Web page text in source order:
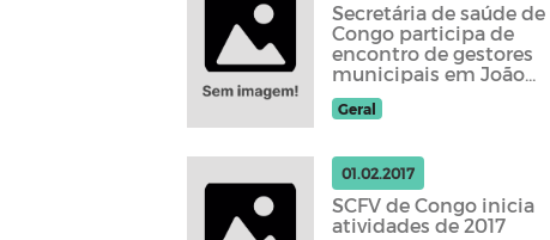
Secretária de saúde de
Congo participa de
encontro de gestores
municipais em João
Pessoa
Geral
01.02.2017
SCFV de Congo inicia
atividades de 2017